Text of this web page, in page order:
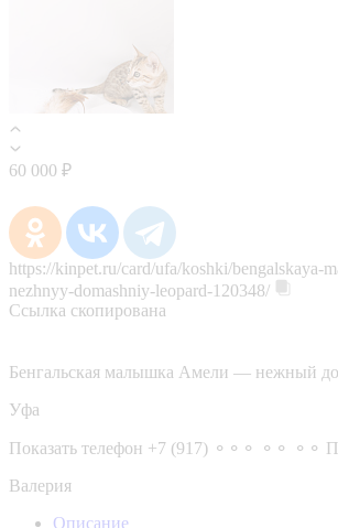
60 000 ₽
https://kinpet.ru/card/ufa/koshki/bengalskaya-
nezhnyy-domashniy-leopard-120348/
Ссылка скопирована
Бенгальская малышка Амели — нежный
Уфа
Показать телефон +7 (917) ⚬⚬⚬ ⚬⚬ ⚬⚬
Валерия
Описание